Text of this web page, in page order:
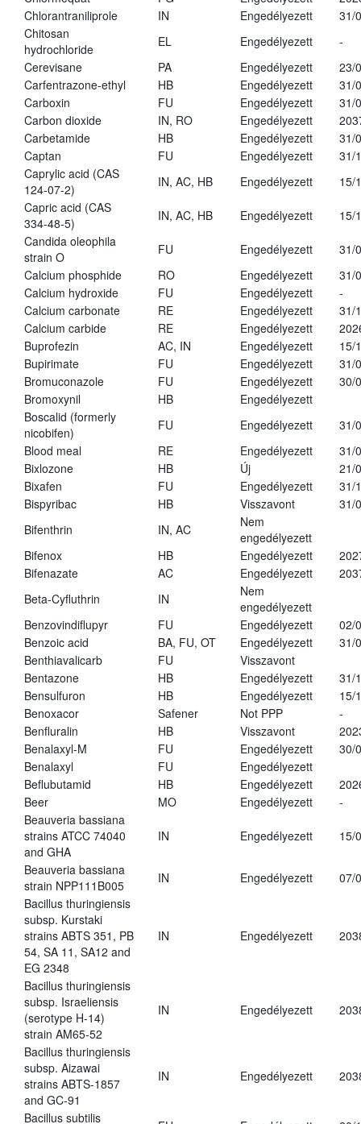
Chlorantraniliprole
IN Engedélyezett
31/
Chitosan
hydrochloride
EL Engedélyezett
-
Cerevisane
PA Engedélyezett
23/
Carfentrazone-ethyl
HB Engedélyezett
31/
Carboxin
FU Engedélyezett
31/
Carbon dioxide
IN, RO Engedélyezett
Carbetamide
HB Engedélyezett
31/
Captan
FU Engedélyezett
31/
Caprylic acid (CAS
124-07-2)
IN, AC, HB Engedélyezett
15/
Capric acid (CAS
334-48-5)
IN, AC, HB Engedélyezett
15/
Candida oleophila
strain O
FU Engedélyezett
31/
Calcium phosphide
RO Engedélyezett
31/
Calcium hydroxide
FU Engedélyezett
-
Calcium carbonate
RE Engedélyezett
31/
Calcium carbide
RE Engedélyezett
Buprofezin
AC, IN Engedélyezett
15/
Bupirimate
FU Engedélyezett
31/
Bromuconazole
FU Engedélyezett
30/
Bromoxynil
HB
Engedélyezett
Boscalid (formerly
nicobifen)
FU Engedélyezett
31/
Blood meal
RE Engedélyezett
31/
Bixlozone
HB Új
21/
Bixafen
FU Engedélyezett
31/
Bispyribac
HB Visszavont
31/
Bifenthrin
IN, AC
Nem
engedélyezett
Bifenox
HB Engedélyezett
Bifenazate
AC Engedélyezett
Beta-Cyfluthrin
IN
Nem
engedélyezett
Benzovindiflupyr
FU Engedélyezett
02/
Benzoic acid
BA, FU, OT Engedélyezett
31/
Benthiavalicarb
FU
Visszavont
Bentazone
HB Engedélyezett
31/
Bensulfuron
HB Engedélyezett
15/
Benoxacor
Safener Not PPP
-
Benfluralin
HB Visszavont
Benalaxyl-M
FU Engedélyezett
30/
Benalaxyl
FU
Engedélyezett
Beflubutamid
HB Engedélyezett
Beer
MO Engedélyezett
-
Beauveria bassiana
strains ATCC 74040
and GHA
IN Engedélyezett 15/
Beauveria bassiana
strain NPP111B005
IN Engedélyezett
07/
Bacillus thuringiensis
subsp. Kurstaki
strains ABTS 351, PB
54, SA 11, SA12 and
EG 2348
IN Engedélyezett
Bacillus thuringiensis
subsp. Israeliensis
(serotype H-14)
strain AM65-52
IN Engedélyezett
Bacillus thuringiensis
subsp. Aizawai
strains ABTS-1857
and GC-91
IN Engedélyezett
Bacillus subtilis